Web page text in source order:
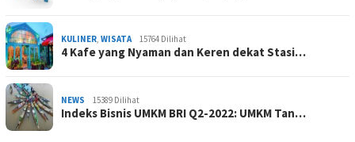
KULINER, WISATA 15764 Dilihat
4 Kafe yang Nyaman dan Keren dekat Stasi…
NEWS 15389 Dilihat
Indeks Bisnis UMKM BRI Q2-2022: UMKM Tan…